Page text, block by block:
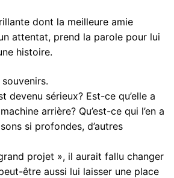
dont la meilleure amie
attentat, prend la parole pour lui
histoire.
devenu sérieux? Est-ce qu’elle a
arrière? Qu’est-ce qui l’en a
si profondes, d’autres
projet », il aurait fallu changer
être aussi lui laisser une place